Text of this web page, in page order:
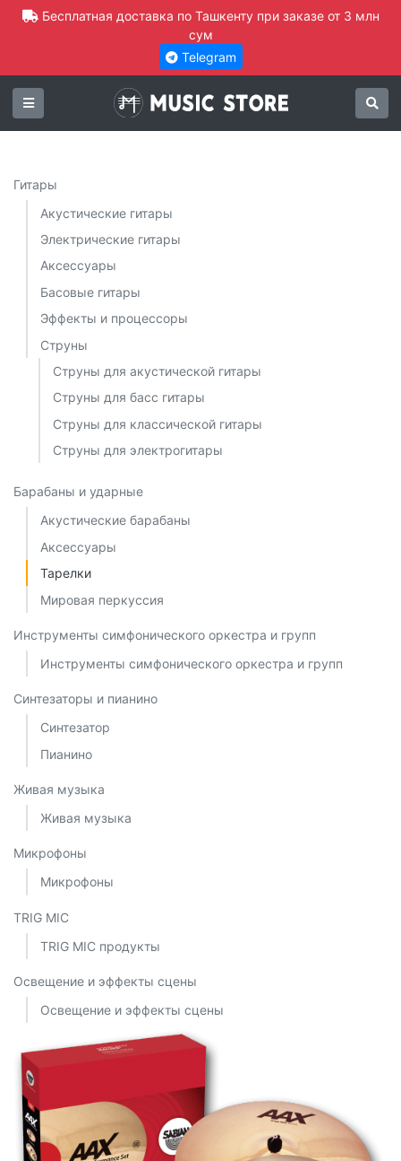
Бесплатная доставка по Ташкенту при заказе от 3 млн
сум
Telegram
Гитары
Акустические гитары
Электрические гитары
Аксессуары
Басовые гитары
Эффекты и процессоры
Струны
Струны для акустической гитары
Струны для басс гитары
Струны для классической гитары
Струны для электрогитары
Барабаны и ударные
Акустические барабаны
Аксессуары
Тарелки
Мировая перкуссия
Инструменты симфонического оркестра и групп
Инструменты симфонического оркестра и групп
Синтезаторы и пианино
Синтезатор
Пианино
Живая музыка
Живая музыка
Микрофоны
Микрофоны
TRIG MIC
TRIG MIC продукты
Освещение и эффекты сцены
Освещение и эффекты сцены